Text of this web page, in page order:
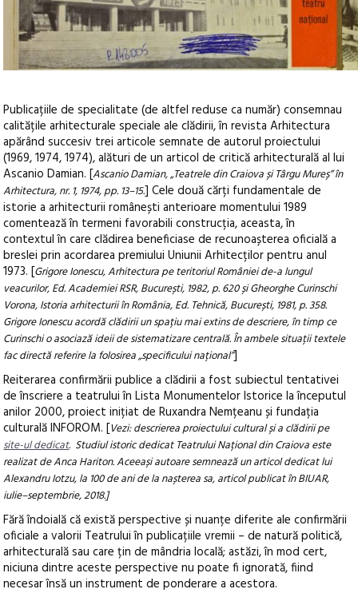
Publicațiile de specialitate (de altfel reduse ca număr) consemnau
calitățile arhitecturale speciale ale clădirii, în revista Arhitectura
apărând succesiv trei articole semnate de autorul proiectului
(1969, 1974, 1974), alături de un articol de critică arhitecturală al lui
Ascanio Damian. [Ascanio Damian, „Teatrele din Craiova și Târgu Mureș” în
Arhitectura, nr. 1, 1974, pp. 13–15.] Cele două cărți fundamentale de
istorie a arhitecturii românești anterioare momentului 1989
comentează în termeni favorabili construcția, aceasta, în
contextul în care clădirea beneficiase de recunoașterea oficială a
breslei prin acordarea premiului Uniunii Arhitecților pentru anul
1973. [Grigore Ionescu, Arhitectura pe teritoriul României de-a lungul
veacurilor, Ed. Academiei RSR, București, 1982, p. 620 și Gheorghe Curinschi
Vorona, Istoria arhitecturii în România, Ed. Tehnică, București, 1981, p. 358.
Grigore Ionescu acordă clădirii un spațiu mai extins de descriere, în timp ce
Curinschi o asociază ideii de sistematizare centrală. În ambele situații textele
fac directă referire la folosirea „specificului național”]
Reiterarea confirmării publice a clădirii a fost subiectul tentativei
de înscriere a teatrului în Lista Monumentelor Istorice la începutul
anilor 2000, proiect inițiat de Ruxandra Nemțeanu și fundația
culturală INFOROM. [Vezi: descrierea proiectului cultural și a clădirii pe
site-ul dedicat. Studiul istoric dedicat Teatrului Național din Craiova este
realizat de Anca Hariton. Aceeași autoare semnează un articol dedicat lui
Alexandru Iotzu, la 100 de ani de la nașterea sa, articol publicat în BIUAR,
iulie–septembrie, 2018.]
Fără îndoială că există perspective și nuanțe diferite ale confirmării
oficiale a valorii Teatrului în publicațiile vremii – de natură politică,
arhitecturală sau care țin de mândria locală; astăzi, în mod cert,
niciuna dintre aceste perspective nu poate fi ignorată, fiind
necesar însă un instrument de ponderare a acestora.